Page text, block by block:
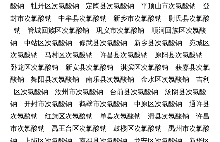
酸钠
牡丹区次氯酸钠 定陶县次氯酸钠 平顶山市次氯酸钠
登
封市次氯酸钠
中牟县次氯酸钠 新乡市次氯酸钠
尉氏县次氯酸
钠
管城回族区次氯酸钠 巩义市次氯酸钠
顺河回族区次氯酸
钠
中站区次氯酸钠 修武县次氯酸钠 新乡县次氯酸钠
宛城区
次氯酸钠
马村区次氯酸钠 许昌县次氯酸钠
原阳县次氯酸钠
卧龙区次氯酸钠
新安县次氯酸钠 淇滨区次氯酸钠
获嘉县次氯
酸钠
舞阳县次氯酸钠 南乐县次氯酸钠 金水区次氯酸钠
吉利
区次氯酸钠
汝州市次氯酸钠 台前县次氯酸钠
汤阴县次氯酸
钠
开封市次氯酸钠 鹤壁市次氯酸钠 中原区次氯酸钠
通许县
次氯酸钠
红旗区次氯酸钠 单县次氯酸钠 滑县次氯酸钠
许昌
市次氯酸钠
禹王台区次氯酸钠 鼓楼区次氯酸钠
禹州市次氯酸
钠
上街区次氯酸钠 南召县次氯酸钠 龙安区次氯酸钠 新华区